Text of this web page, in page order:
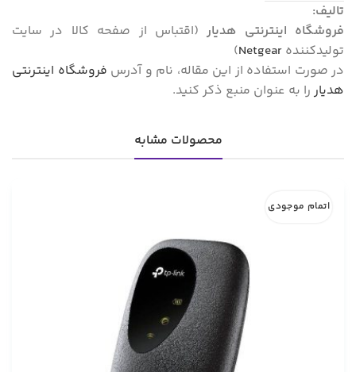
تالیف:
فروشگاه اینترنتی هدیار(اقتباس از صفحه کالا در سایت
تولیدکننده Netgear
)
در صورت استفاده از این مقاله، نام و آدرس فروشگاه اینترنتی
هدیار را به عنوان منبع ذکر کنید.
محصولات مشابه
اتمام موجودی